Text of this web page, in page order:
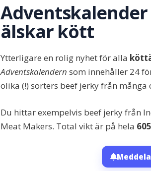
älskar kött
Ytterligare en rolig nyhet för alla
Adventskalendern som innehåller 24
olika (!) sorters beef jerky från
Du hittar exempelvis beef jerky från
Meat Makers. Total vikt är på hela